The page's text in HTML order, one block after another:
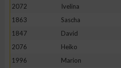
2072
Ivelina
1863
Sascha
1847
David
2076
Heiko
1996
Marion